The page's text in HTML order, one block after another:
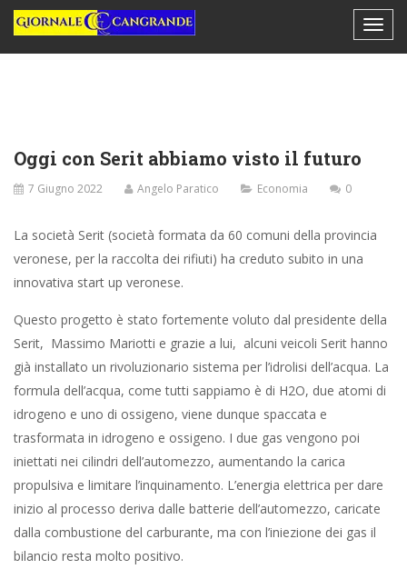
Oggi con Serit abbiamo visto il futuro
7 Giugno 2022 Angelo Paratico Economia 0
La società Serit (società formata da 60 comuni della provincia
veronese, per la raccolta dei rifiuti) ha creduto subito in una
innovativa start up veronese.
Questo progetto è stato fortemente voluto dal presidente della
Serit, Massimo Mariotti e grazie a lui, alcuni veicoli Serit hanno
già installato un rivoluzionario sistema per l’idrolisi dell’acqua. La
formula dell’acqua, come tutti sappiamo è di H2O, due atomi di
idrogeno e uno di ossigeno, viene dunque spaccata e
trasformata in idrogeno e ossigeno. I due gas vengono poi
iniettati nei cilindri dell’automezzo, aumentando la carica
propulsiva e limitare l’inquinamento. L’energia elettrica per dare
inizio al processo deriva dalle batterie dell’automezzo, caricate
dalla combustione del carburante, ma con l’iniezione dei gas il
bilancio resta molto positivo.